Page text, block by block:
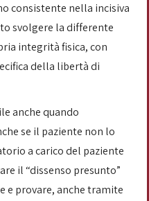
consistente nella incisiva
svolgere la differente
integrità fisica, con
della libertà di
anche quando
se il paziente non lo
a carico del paziente
il “dissenso presunto”
e provare, anche tramite